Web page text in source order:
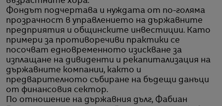
Фондът подчертава и нуждата от по-голяма
прозрачност в управлението на държавните
предприятия и общинските инвестиции. Като
примери за противоречиви практики се
посочват едновременното изискване за
изплащане на дивиденти и рекапитализация на
държавните компании, както и
предварителното събиране на бъдещи данъци
от финансовия сектор.
По отношение на държавния дълг, Фабиан